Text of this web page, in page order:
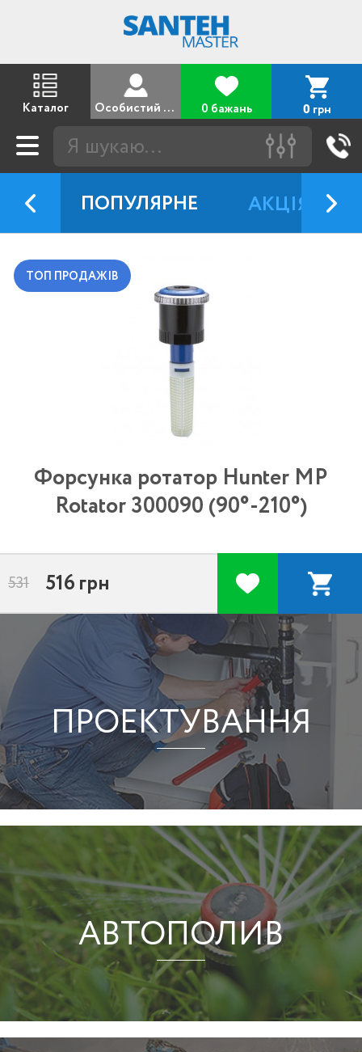
Каталог Особистий кабінет 0 бажань 0 грн
ПОПУЛЯРНЕ АКЦІЯ
ТОП ПРОДАЖІВ
Форсунка ротатор Hunter MP
Rotator 300090 (90°-210°)
531 516грн
ПРОЕКТУВАННЯ
АВТОПОЛИВ